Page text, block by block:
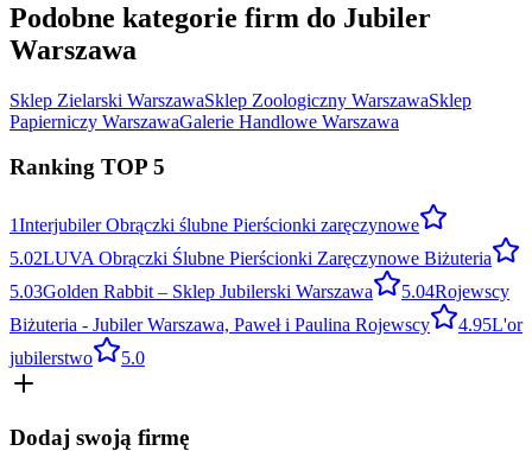
Podobne kategorie firm do Jubiler
Warszawa
Sklep Zielarski WarszawaSklep Zoologiczny WarszawaSklep
Papierniczy WarszawaGalerie Handlowe Warszawa
Ranking TOP 5
1Interjubiler Obrączki ślubne Pierścionki zaręczynowe
5.02LUVA Obrączki Ślubne Pierścionki Zaręczynowe Biżuteria
5.03Golden Rabbit – Sklep Jubilerski Warszawa 5.04Rojewscy
Biżuteria - Jubiler Warszawa, Paweł i Paulina Rojewscy
4.95L'or
jubilerstwo
5.0
Dodaj swoją firmę